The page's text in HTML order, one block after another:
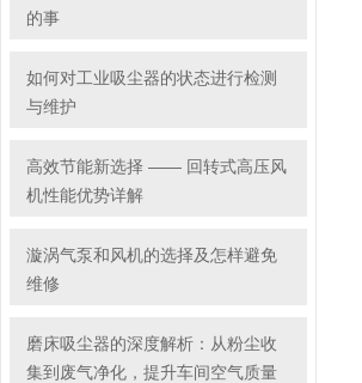
的事
如何对工业吸尘器的状态进行检测
与维护
高效节能新选择 —— 回转式高压风
机性能优势详解
漩涡气泵和风机的选择及怎样避免
维修
磨床吸尘器的深度解析：从粉尘收
集到废气净化，提升车间空气质量